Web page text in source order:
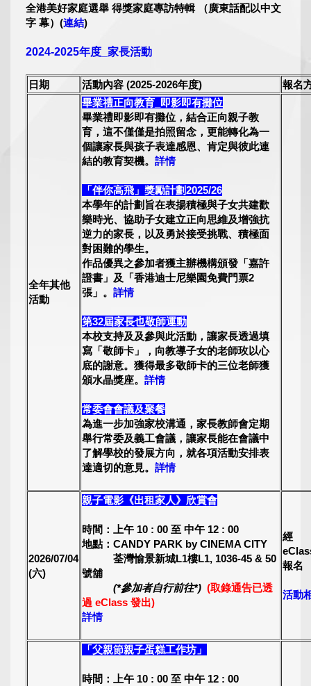
全港美好家庭選舉 得獎家庭專訪特輯 （廣東話配以中文
字 幕）(連結)
2024-2025年度_家長活動
日期 活動內容 (2025-2026年度) 報名
全年其他
活動
畢業禮正向教育_即影即有攤位
畢業禮即影即有攤位，結合正向親子教
育，這不僅僅是拍照留念，更能轉化為一
個讓家長與孩子表達感恩、肯定與彼此連
結的教育契機。 詳情
「伴你高飛」獎勵計劃2025/26
本學年的計劃旨在表揚積極與子女共建歡
樂時光、協助子女建立正向思維及增強抗
逆力的家長，以及勇於接受挑戰、積極面
對困難的學生。
作品優異之參加者獲主辦機構頒發「嘉許
證書」及「香港迪士尼樂園免費門票2
張」。 詳情
第32屆家長也敬師運動
本校支持及及參與此活動，讓家長透過填
寫「敬師卡」，向教導子女的老師玫以心
底的謝意。獲得最多敬師卡的三位老師獲
頒水晶獎座。 詳情
常委會會議及聚餐
為進一步加強家校溝通，家長教師會定期
舉行常委及義工會議，讓家長能在會議中
了解學校的發展方向，就各項活動安排表
達適切的意見。 詳情
2026/07/04
(六)
親子電影《出租家人》欣賞會
時間：上午 10 : 00 至 中午 12 : 00
地點：CANDY PARK by CINEMA CITY
荃灣愉景新城L1樓L1, 1036-45 & 50
號舖
(*參加者自行前往*) (取錄通告已透
過 eClass 發出)
詳情
經
報名
活動
「父親節親子蛋糕工作坊」
時間：上午 10 : 00 至 中午 12 : 00